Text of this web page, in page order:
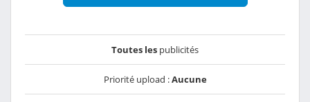
Toutes les publicités
Priorité upload :Aucune